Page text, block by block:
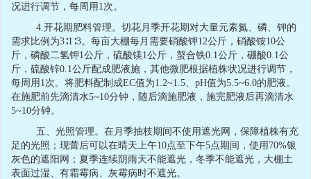
况进行调节，每周用 1 次。
4. 开花期肥料管理。切花月季开花期对大量元素氮、磷、钾的
需求比例为3 ∶1 ∶3。每亩大棚每月需要硝酸钾12公斤，硝酸铵10公
斤，磷酸二氢钾1 公斤，硫酸镁1 公斤，螯合铁0.1 公斤，硼酸0.1 公
斤，硫酸锌0.1 公斤配成肥液施，其他微肥根据植株状况进行调节，
每周用 1 次。将肥料配制成EC值为1.2~1.5 pH值为5.5~6.0的肥液。
在施肥前先滴清水5~10分钟，随后滴施肥液，施完肥液后再滴清水
5~10分钟。
五、光照管理。在月季抽枝期间不使用遮光网，保障植株有充
足的光照；现蕾后可以在晴天上午10点至下午5点期间，使用 70%银
灰色的遮阳网；夏季连续阴雨天不能遮光，冬季不能遮光，大棚土
表面过湿、有霜霉病、灰霉病时不遮光。